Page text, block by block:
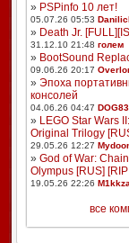
» PSPinfo 10 лет!
05.07.26 05:53
» Death Jr.
31.12.10 21:48 голем
» BootSound
09.06.26 20:17
» Эпоха
консолей
04.06.26 04:47 DOG83
» LEGO Star Wars
Original Trilogy
29.05.26 12:27
» God of War:
Olympus [RUS]
19.05.26 22:26
все